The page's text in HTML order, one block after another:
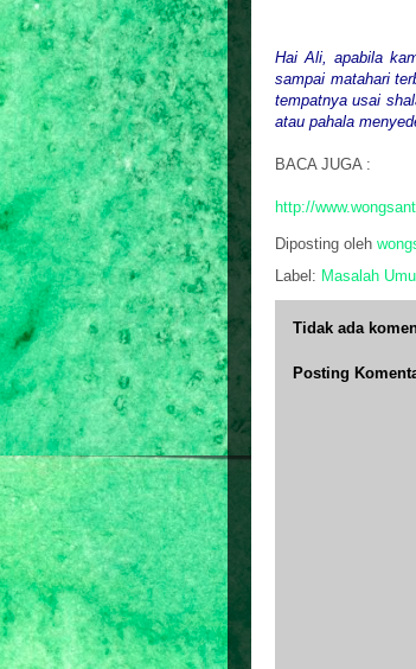
Hai Ali, apabila
sampai matahari
tempatnya usai
atau pahala
BACA JUGA :
http://
Diposting oleh
Label: Masalah
Tidak ada
Posting